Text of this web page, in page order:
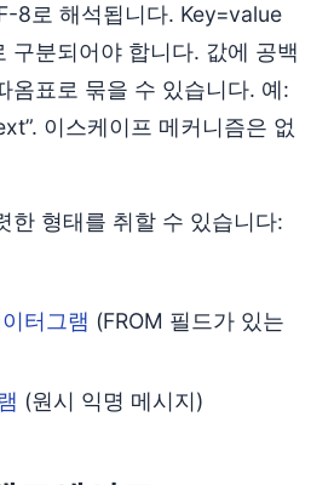
8로 해석됩니다. Key=value
구분되어야 합니다. 값에 공백
옴표로 묶을 수 있습니다. 예:
이스케이프 메커니즘은 없
한 형태를 취할 수 있습니다:
터그램 (FROM 필드가 있는
(원시 익명 메시지)